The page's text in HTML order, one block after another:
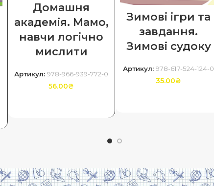
Домашня
академія. Мамо,
навчи логічно
мислити
Артикул: 978-966-939-772-0
56.00₴
Зимові ігри та
завдання.
Зимові судоку
Артикул: 978-617-524-124-0
35.00₴